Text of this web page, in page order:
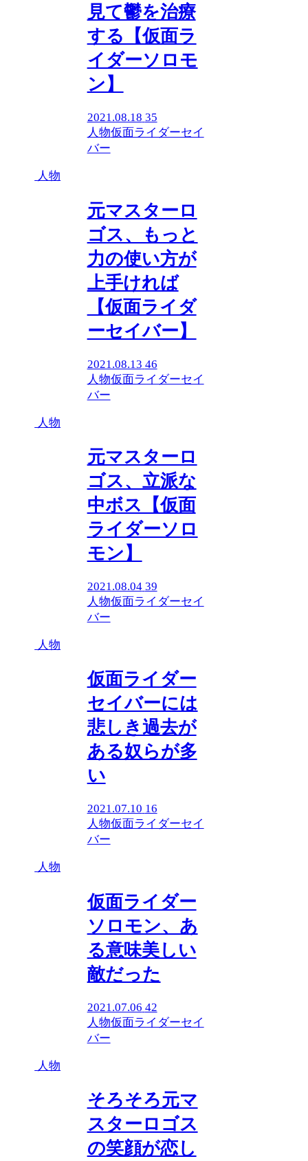
見て鬱を治療
する【仮面ラ
イダーソロモ
ン】
2021.08.18 35
人物仮面ライダーセイ
バー
人物
元マスターロ
ゴス、もっと
力の使い方が
上手ければ
【仮面ライダ
ーセイバー】
2021.08.13 46
人物仮面ライダーセイ
バー
人物
元マスターロ
ゴス、立派な
中ボス【仮面
ライダーソロ
モン】
2021.08.04 39
人物仮面ライダーセイ
バー
人物
仮面ライダー
セイバーには
悲しき過去が
ある奴らが多
い
2021.07.10 16
人物仮面ライダーセイ
バー
人物
仮面ライダー
ソロモン、あ
る意味美しい
敵だった
2021.07.06 42
人物仮面ライダーセイ
バー
人物
そろそろ元マ
スターロゴス
の笑顔が恋し